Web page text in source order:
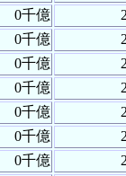
0千億
0千億
0千億
0千億
0千億
0千億
0千億